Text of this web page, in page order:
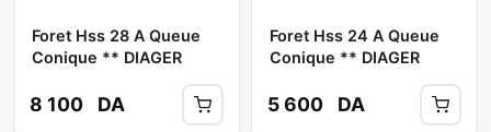
Foret Hss 28 A Queue
Conique ** DIAGER
8 100 DA
Foret Hss 24 A Queue
Conique ** DIAGER
5 600 DA